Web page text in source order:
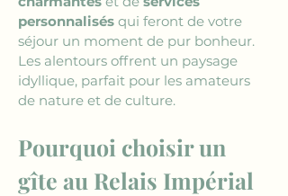
personnalisés qui feront de votre
séjour un moment de pur bonheur.
Les alentours offrent un paysage
idyllique, parfait pour les amateurs
de nature et de culture.
Pourquoi choisir un
gîte au Relais Impérial